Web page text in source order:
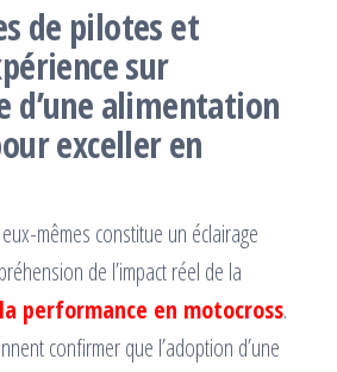
de pilotes et
sur
d’une alimentation
exceller en
mêmes constitue un éclairage
de l’impact réel de la
la performance en motocross.
confirmer que l’adoption d’une